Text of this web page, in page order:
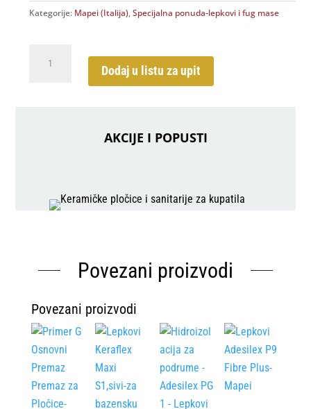
Kategorije: Mapei (Italija),Specijalna ponuda-lepkovi i fug mase
masa
Dodaj u listu za upit
AKCIJE I POPUSTI
Povezani proizvodi
Povezani proizvodi